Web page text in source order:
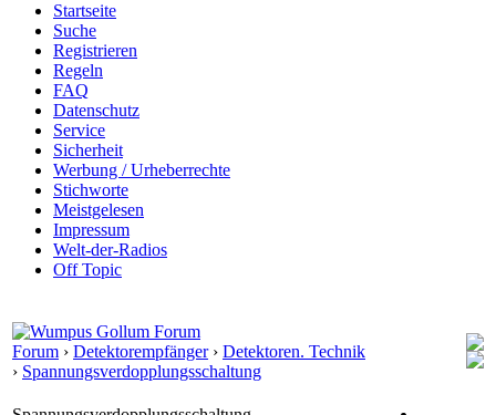
Startseite
Suche
Registrieren
Regeln
FAQ
Datenschutz
Service
Sicherheit
Werbung / Urheberrechte
Stichworte
Meistgelesen
Impressum
Welt-der-Radios
Off Topic
Forum › Detektorempfänger› Detektoren. Technik
› Spannungsverdopplungsschaltung